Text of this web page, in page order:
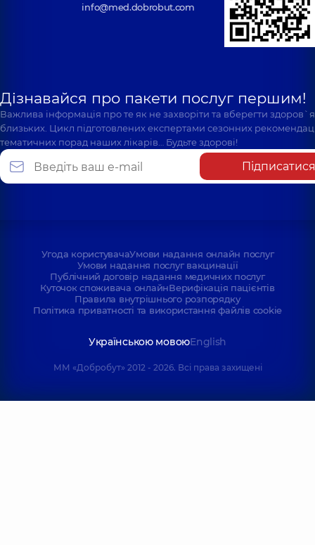
info@med.dobrobut.com
Дізнавайся про пакети послуг першим!
Важлива інформація про те як не захворіти та вберегти
близьких. Цикл підготовлених експертами сезонних
тематичних порад наших лікарів… Будьте здорові!
Підписатися
Угода користувачаУмови надання онлайн послуг
Умови надання послуг вакцинації
Публічний договір надання медичних послуг
Куточок споживача онлайнВерифікація пацієнтів
Правила внутрішнього розпорядку
Політика приватності та використання файлів cookie
Українською мовоюEnglish
ММ «Добробут» 2012 - 2026. Всі права захищені